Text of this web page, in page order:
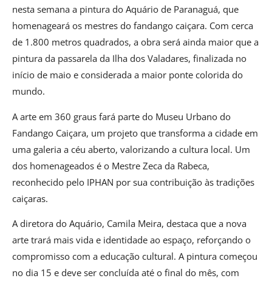
nesta semana a pintura do Aquário de Paranaguá, que
homenageará os mestres do fandango caiçara. Com cerca
de 1.800 metros quadrados, a obra será ainda maior que a
pintura da passarela da Ilha dos Valadares, finalizada no
início de maio e considerada a maior ponte colorida do
mundo.
A arte em 360 graus fará parte do Museu Urbano do
Fandango Caiçara, um projeto que transforma a cidade em
uma galeria a céu aberto, valorizando a cultura local. Um
dos homenageados é o Mestre Zeca da Rabeca,
reconhecido pelo IPHAN por sua contribuição às tradições
caiçaras.
A diretora do Aquário, Camila Meira, destaca que a nova
arte trará mais vida e identidade ao espaço, reforçando o
compromisso com a educação cultural. A pintura começou
no dia 15 e deve ser concluída até o final do mês, com